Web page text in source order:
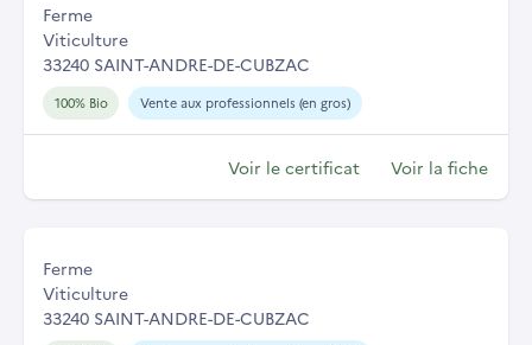
Ferme
Viticulture
33240 SAINT-ANDRE-DE-CUBZAC
100% Bio Vente aux professionnels (en gros)
Voir le certificat Voir la fiche
Ferme
Viticulture
33240 SAINT-ANDRE-DE-CUBZAC